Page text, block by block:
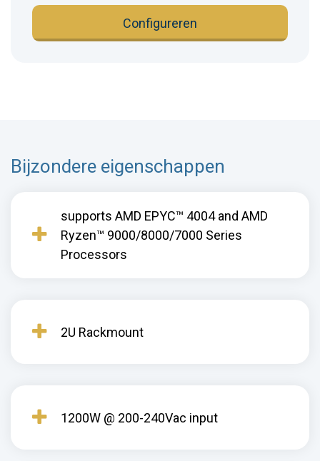
Configureren
Bijzondere eigenschappen
supports AMD EPYC™ 4004 and AMD
Ryzen™ 9000/8000/7000 Series
Processors
2U Rackmount
1200W @ 200-240Vac input